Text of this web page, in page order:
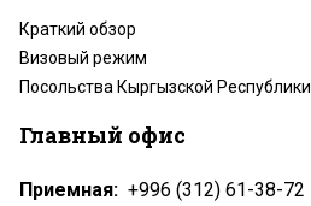
Краткий обзор
Визовый режим
Посольства Кыргызской
Главный офис
Приемная: +996 (312) 61-38-72